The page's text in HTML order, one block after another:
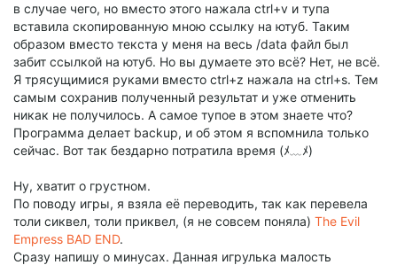
в случае чего, но вместо этого нажала ctrl+v и тупа
вставила скопированную мною ссылку на ютуб. Таким
образом вместо текста у меня на весь /data файл был
забит ссылкой на ютуб. Но вы думаете это всё? Нет, не всё.
Я трясущимися руками вместо ctrl+z нажала на ctrl+s. Тем
самым сохранив полученный результат и уже отменить
никак не получилось. А самое тупое в этом знаете что?
Программа делает backup, и об этом я вспомнила только
сейчас. Вот так бездарно потратила время (ﾒ﹏ﾒ)
Ну, хватит о грустном.
По поводу игры, я взяла её переводить, так как перевела
толи сиквел, толи приквел, (я не совсем поняла) The Evil
Empress BAD END.
Сразу напишу о минусах. Данная игрулька малость